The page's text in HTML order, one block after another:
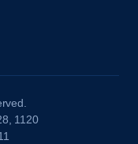
1120